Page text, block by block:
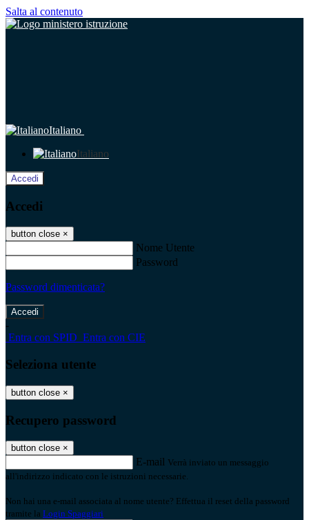
Salta al contenuto
Italiano
Italiano
Accedi
Accedi
button close ×
Nome Utente
Password
Password dimenticata?
-
Entra con SPID Entra con CIE
Seleziona utente
button close ×
Recupero password
button close ×
E-mail Verrà inviato un messaggio
all'indirizzo indicato con le istruzioni necessarie.
Non hai una e-mail associata al nome utente? Effettua il reset della password
tramite la Login Spaggiari